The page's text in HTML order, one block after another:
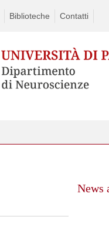
Biblioteche Contatti
News